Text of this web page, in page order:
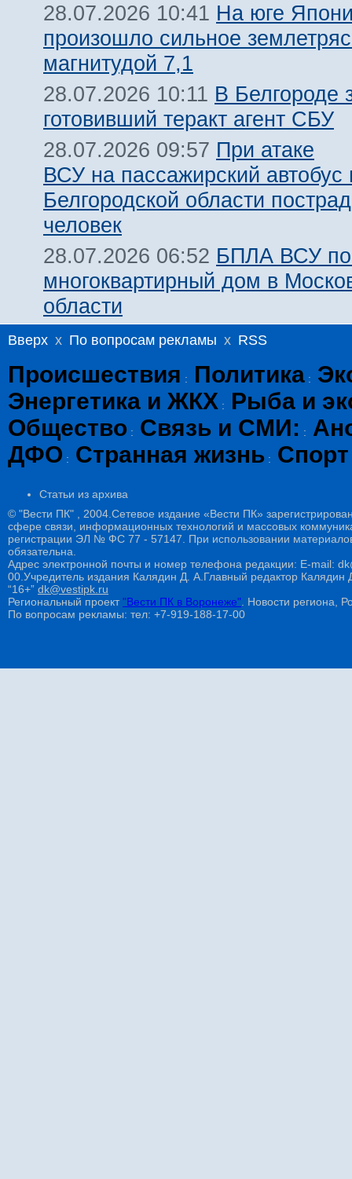
28.07.2026 10:41 На юге
произошло сильное
магнитудой 7,1
28.07.2026 10:11 В Белгороде
готовивший теракт агент СБУ
28.07.2026 09:57 При атаке
ВСУ на пассажирский автобус
Белгородской области
человек
28.07.2026 06:52 БПЛА ВСУ
многоквартирный дом в
области
Вверх x По вопросам рекламы x RSS
Происшествия : Политика :
Энергетика и ЖКХ :
Рыба и
Общество : Связь и СМИ: :
ДФО : Странная жизнь : Спорт
Статьи из архива
© "Вести ПК" , 2004.Сетевое издание «Вести ПК»
сфере связи, информационных технологий и массовых
регистрации ЭЛ № ФС 77 - 57147. При использовании
обязательна.
Адрес электронной почты и номер телефона редакции: E-mail:
00.Учредитель издания Калядин Д. А.Главный редактор
“16+” dk@vestipk.ru
Региональный проект"Вести ПК в Воронеже" . Новости региона,
По вопросам рекламы: тел: +7-919-188-17-00